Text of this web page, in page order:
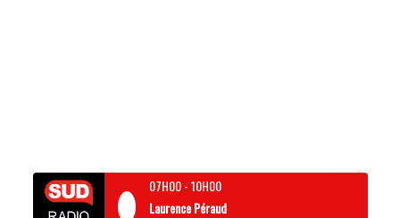
07H00-10H00
Laurence Péraud